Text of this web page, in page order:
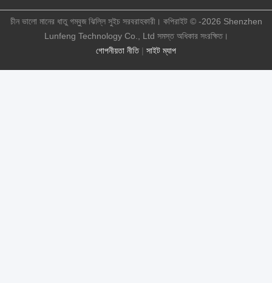
গোপনীয়তা নীতি| সাইট ম্যাপ
চীন ভালো মানের ধাতু গম্বুজ ঝিল্লি সুইচ সরবরাহকারী। কপিরাইট © -2026 Shenzhen
Lunfeng Technology Co., Ltd সমস্ত অধিকার সংরক্ষিত।